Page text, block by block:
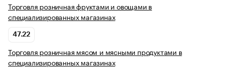
Торговля розничная фруктами и овощами в
специализированных магазинах
47.22
Торговля розничная мясом и мясными продуктами в
специализированных магазинах